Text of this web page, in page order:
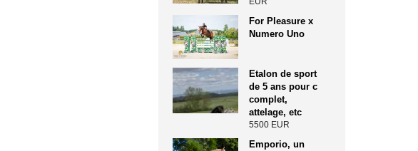
For Pleasure x
Numero Uno
Etalon de sport
de 5 ans pour c
complet,
attelage, etc
5500 EUR
Emporio, un